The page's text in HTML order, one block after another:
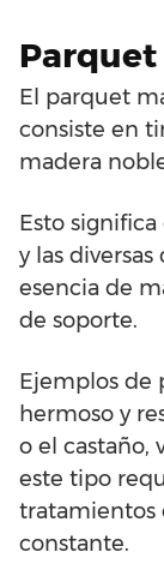
El parquet
consiste en
madera
Esto
y las
esencia de
de soporte.
Ejemplos de
hermoso y
o el castaño,
este tipo
tratamientos
constante.